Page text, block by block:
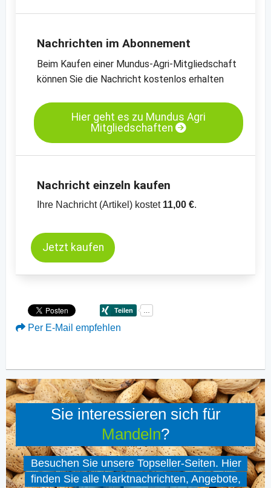
Valencia
California SSR
-weitere Preischarts
Nachrichten im Abonnement
Beim Kaufen einer Mundus-Agri-Mitgliedschaft
können Sie die Nachricht kostenlos erhalten
Hier geht es zu Mundus Agri
Mitgliedschaften
Nachricht einzeln kaufen
Ihre Nachricht (Artikel) kostet 11,00 €.
Jetzt kaufen
Per E-Mail empfehlen
Sie interessieren sich für
Mandeln?
Besuchen Sie unsere Topseller-Seiten. Hier
finden Sie alle Marktnachrichten, Angebote,